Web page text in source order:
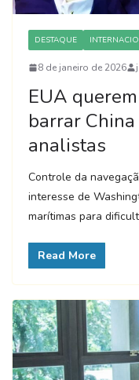
DESTAQUE
8 de janeiro de 2026
EUA
barrar
analistas
Controle da
interesse de
marítimas para
Read More